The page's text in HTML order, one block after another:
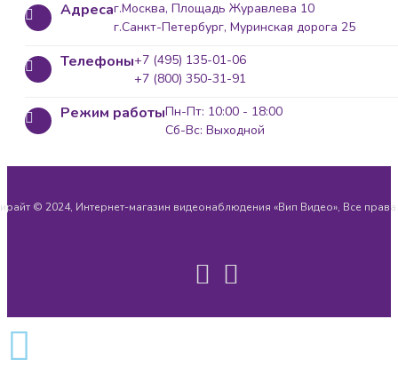
Адресаг.Москва, Площадь Журавлева 10
г.Санкт-Петербург, Муринская дорога 25
Телефоны+7 (495) 135-01-06
+7 (800) 350-31-91
Режим работыПн-Пт: 10:00 - 18:00
Сб-Вс: Выходной
© 2024, Интернет-магазин видеонаблюдения «Вип Видео», Все